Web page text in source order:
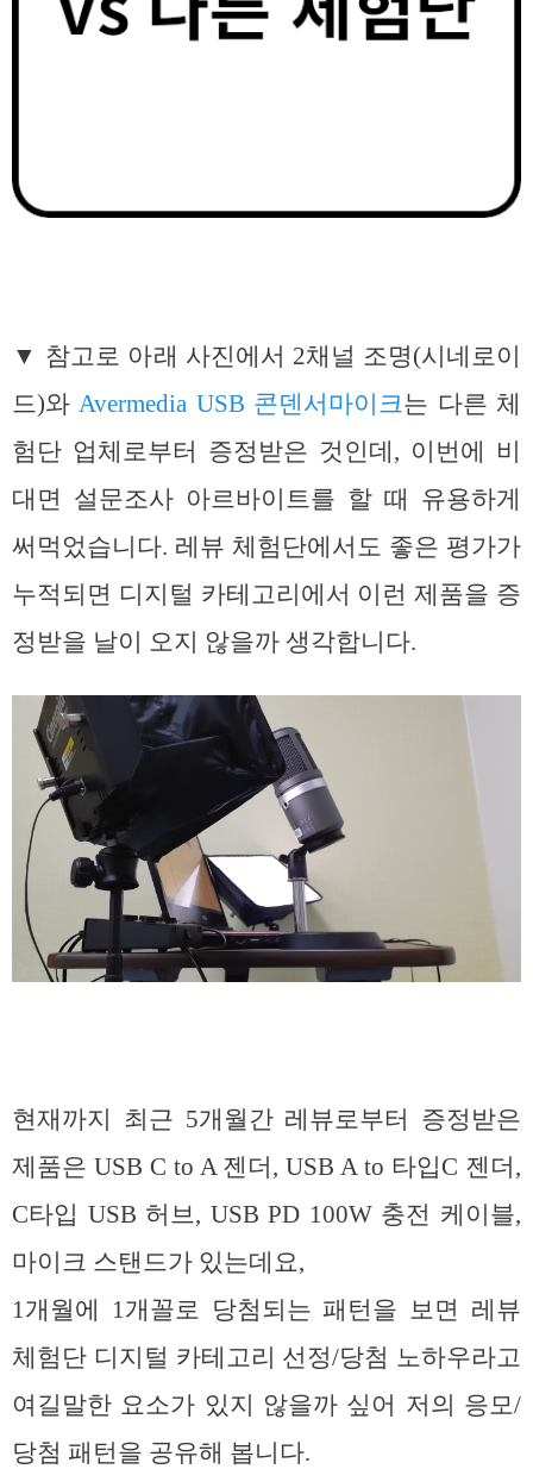
▼ 참고로 아래 사진에서 2채널 조명(시네로이
드)와Avermedia USB 콘덴서마이크는 다른 체
험단 업체로부터 증정받은 것인데, 이번에 비
대면 설문조사 아르바이트를 할 때 유용하게
써먹었습니다. 레뷰 체험단에서도 좋은 평가가
누적되면 디지털 카테고리에서 이런 제품을 증
정받을 날이 오지 않을까 생각합니다.
현재까지 최근 5개월간 레뷰로부터 증정받은
제품은 USB C to A 젠더, USB A to 타입C 젠더,
C타입 USB 허브, USB PD 100W 충전 케이블,
마이크 스탠드가 있는데요,
1개월에 1개꼴로 당첨되는 패턴을 보면 레뷰
체험단 디지털 카테고리 선정/당첨 노하우라고
여길말한 요소가 있지 않을까 싶어 저의 응모/
당첨 패턴을 공유해 봅니다.